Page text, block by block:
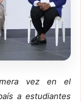
vez en el
a estudiantes